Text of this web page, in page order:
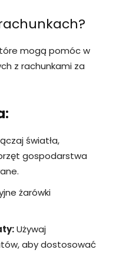
mogą pomóc w
z rachunkami za
światła,
gospodarstwa
żarówki
Używaj
aby dostosować